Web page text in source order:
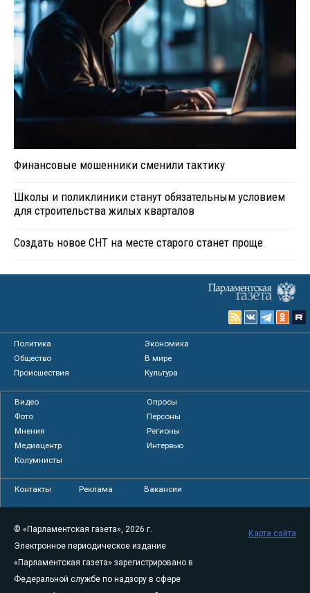
Финансовые мошенники сменили тактику
Школы и поликлиники станут обязательным условием
для строительства жилых кварталов
Создать новое СНТ на месте старого станет проще
Политика
Экономика
Общество
В мире
Происшествия
Культура
Видео
Опросы
Фото
Персоны
Мнения
Регионы
Медиацентр
Интервью
Колумнисты
Контакты Реклама Вакансии
© «Парламентская газета», 2026 г.
Электронное периодическое издание
«Парламентская газета» зарегистрировано в
Федеральной службе по надзору в сфере
Карта сайта